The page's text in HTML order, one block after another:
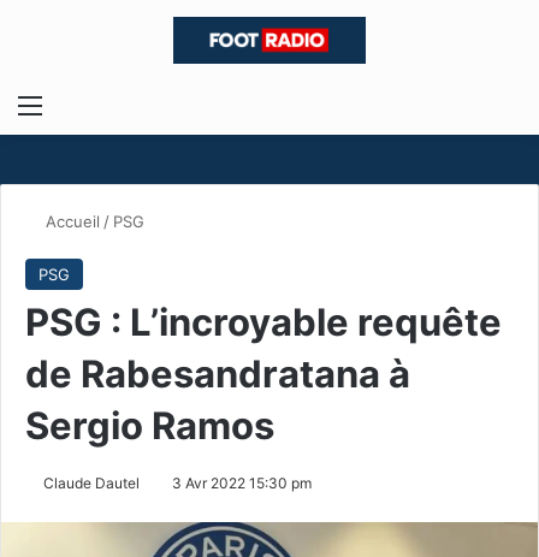
Menu
Accueil / PSG
PSG
PSG : L’incroyable requête
de Rabesandratana à
Sergio Ramos
Claude Dautel 3 Avr 2022 15:30 pm